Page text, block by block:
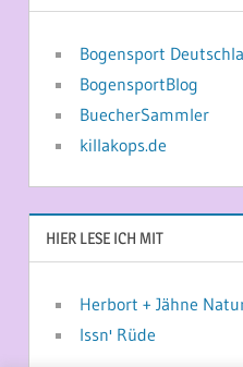
Bogensport
BogensportBlog
BuecherSammler
killakops.de
HIER LESE ICH MIT
Herbort + Jähne
Issn' Rüde